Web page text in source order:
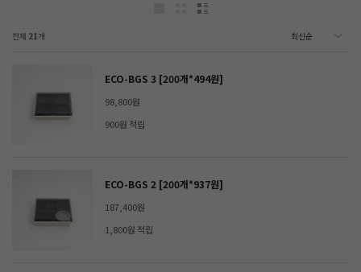
전체 21 개
ECO-BGS 3 [200개*494원]
98,800원
900원 적립
ECO-BGS 2 [200개*937원]
187,400원
1,800원 적립